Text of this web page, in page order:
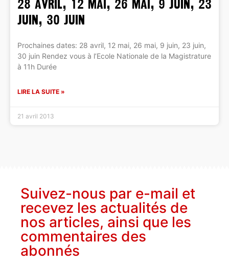
28 avril, 12 mai, 26 mai, 9 juin, 23
juin, 30 juin
Prochaines dates: 28 avril, 12 mai, 26 mai, 9 juin, 23 juin,
30 juin Rendez vous à l’Ecole Nationale de la Magistrature
à 11h Durée
LIRE LA SUITE »
21 avril 2013
Suivez-nous par e-mail et
recevez les actualités de
nos articles, ainsi que les
commentaires des
abonnés